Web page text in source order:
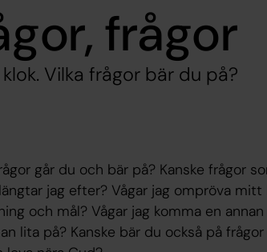
frågor
Vilka frågor bär du på?
går du och bär på? Kanske frågor
jag efter? Vågar jag ompröva
och mål? Vågar jag komma en
lita på? Kanske bär du också på